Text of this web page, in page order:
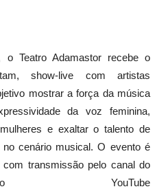
Teatro Adamastor recebe o
show-live com artistas
mostrar a força da música
da voz feminina,
e exaltar o talento de
cenário musical. O evento é
transmissão pelo canal do
YouTube